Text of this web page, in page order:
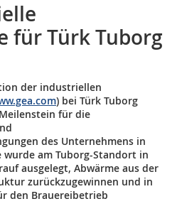
für Türk Tuborg
der industriellen
) bei Türk Tuborg
für die
des Unternehmens in
wurde am Tuborg-Standort in
ausgelegt, Abwärme aus der
zurückzugewinnen und in
den Brauereibetrieb